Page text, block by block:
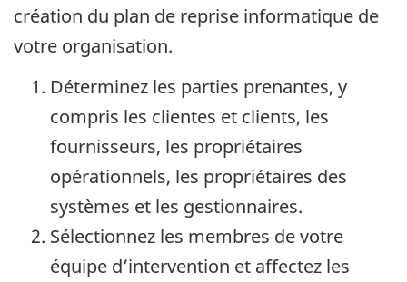
création du plan de reprise informatique de
votre organisation.
Déterminez les parties prenantes, y
compris les clientes et clients, les
fournisseurs, les propriétaires
opérationnels, les propriétaires des
systèmes et les gestionnaires.
Sélectionnez les membres de votre
équipe d’intervention et affectez les